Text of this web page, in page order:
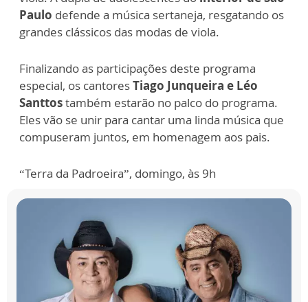
Paulo defende a música sertaneja, resgatando os
grandes clássicos das modas de viola.
Finalizando as participações deste programa
especial, os cantoresTiago Junqueira e Léo
Santtostambém estarão no palco do programa.
Eles vão se unir para cantar uma linda música que
compuseram juntos, em homenagem aos pais.
“Terra da Padroeira”, domingo, às 9h